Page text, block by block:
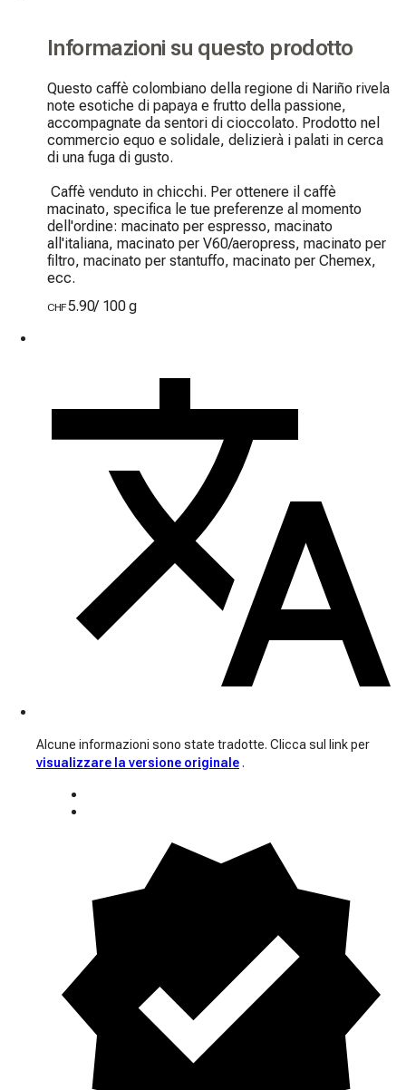
Informazioni su questo prodotto
Questo caffè colombiano della regione di Nariño rivela
note esotiche di papaya e frutto della passione,
accompagnate da sentori di cioccolato. Prodotto nel
commercio equo e solidale, delizierà i palati in cerca
di una fuga di gusto.
macinato, specifica le tue preferenze al momento
dell'ordine: macinato per espresso, macinato
all'italiana, macinato per V60/aeropress, macinato per
filtro, macinato per stantuffo, macinato per Chemex,
ecc.
CHF5.90/ 100 g
Alcune informazioni sono state tradotte. Clicca sul link per
visualizzare la versione originale .